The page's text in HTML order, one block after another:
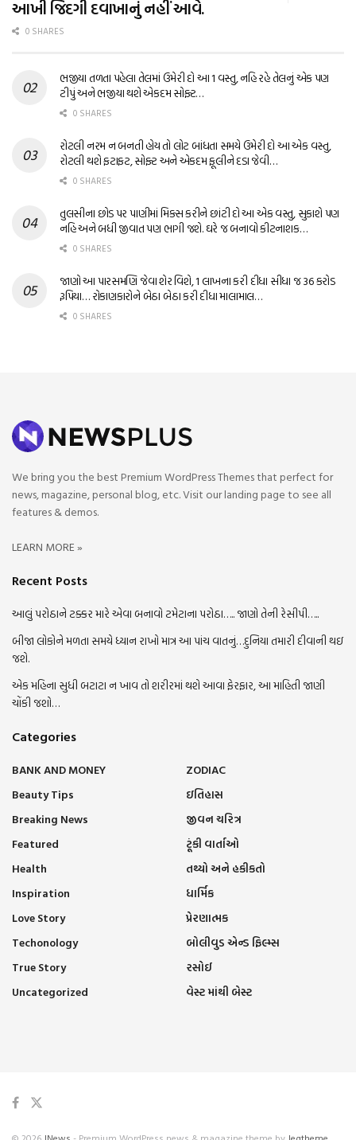
આખી જિંદગી દવાખાનું નહીં આવે.
0 SHARES
ભજીયા તળતા પહેલા તેલમાં ઉમેરી દો આ 1 વસ્તુ, નહિ રહે તેલનું એક પણ
ટીપું અને ભજીયા થશે એકદમ સોફ્ટ…
0 SHARES
રોટલી નરમ ન બનતી હોય તો લોટ બાંધતા સમયે ઉમેરી દો આ એક વસ્તુ,
રોટલી થશે ફટાફટ, સોફ્ટ અને એકદમ ફૂલીને દડા જેવી…
0 SHARES
તુલસીના છોડ પર પાણીમાં મિક્સ કરીને છાંટી દો આ એક વસ્તુ, સુકાશે પણ
નહિ અને બધી જીવાત પણ ભાગી જશે. ઘરે જ બનાવો કીટનાશક…
0 SHARES
જાણો આ પારસમણિ જેવા શેર વિશે, 1 લાખના કરી દીધા સીધા જ 36 કરોડ
રૂપિયા… રોકાણકારોને બેઠા બેઠા કરી દીધા માલામાલ…
0 SHARES
We bring you the best Premium WordPress Themes that perfect for
news, magazine, personal blog, etc. Visit our landing page to see all
features & demos.
LEARN MORE »
Recent Posts
આલું પરોઠાને ટક્કર મારે એવા બનાવો ટમેટાના પરોઠા….. જાણો તેની રેસીપી…..
બીજા લોકોને મળતા સમયે ધ્યાન રાખો માત્ર આ પાંચ વાતનું…દુનિયા તમારી દીવાની થઇ
જશે.
એક મહિના સુધી બટાટા ન ખાવ તો શરીરમાં થશે આવા ફેરફાર, આ માહિતી જાણી
ચોંકી જશો…
Categories
BANK AND MONEY
Beauty Tips
Breaking News
Featured
Health
Inspiration
Love Story
Techonology
True Story
Uncategorized
ZODIAC
ઇતિહાસ
જીવન ચરિત્ર
ટૂંકી વાર્તાઓ
તથ્યો અને હકીકતો
ધાર્મિક
પ્રેરણાત્મક
બોલીવુડ એન્ડ ફિલ્મ્સ
રસોઈ
વેસ્ટ માંથી બેસ્ટ